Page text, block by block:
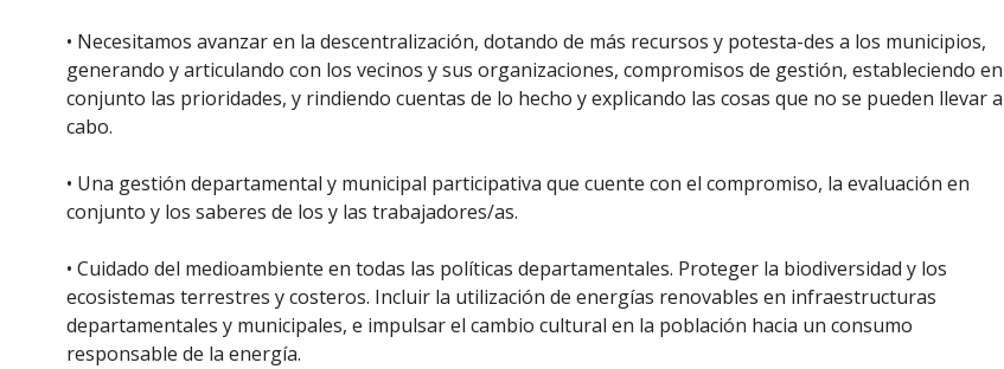
• Necesitamos avanzar en la descentralización, dotando de más recursos y potesta-des a los municipios,
generando y articulando con los vecinos y sus organizaciones, compromisos de gestión, estableciendo en
conjunto las prioridades, y rindiendo cuentas de lo hecho y explicando las cosas que no se pueden llevar a
cabo.
• Una gestión departamental y municipal participativa que cuente con el compromiso, la evaluación en
conjunto y los saberes de los y las trabajadores/as.
• Cuidado del medioambiente en todas las políticas departamentales. Proteger la biodiversidad y los
ecosistemas terrestres y costeros. Incluir la utilización de energías renovables en infraestructuras
departamentales y municipales, e impulsar el cambio cultural en la población hacia un consumo
responsable de la energía.